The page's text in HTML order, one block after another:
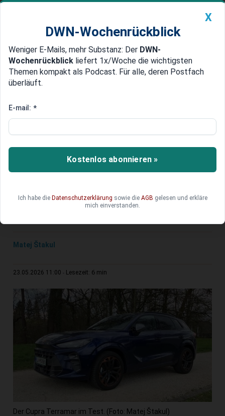
Newsticker MEIN DWN: Geldanlage Premium
Edelmetalle DWN-Magazin China
Cupra Terramar im Test:
Fahrens ist nur noch Erinnerung
Der Cupra Terramar will nicht brav sein. Er
kombiniert SUV-Format, Premium-Gefühl und
kann, als Autofahrer im Alltag brauchen.
Matej Štakul
23.05.2026 11:00 Lesezeit: 6 min
Der Cupra Terramar im Test. (Foto: Matej Štakul)
X
DWN-Wochenrückblick
Weniger E-Mails, mehr Substanz: Der DWN-
Wochenrückblick liefert 1x/Woche die wichtigsten
Themen kompakt als Podcast. Für alle, deren Postfach
überläuft.
E-mail: *
Kostenlos abonnieren »
Ich habe die Datenschutzerklärung sowie die AGB gelesen und erkläre
mich einverstanden.